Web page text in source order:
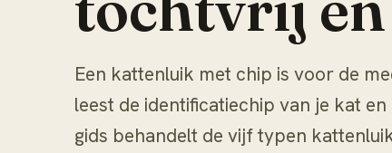
Een kattenluik met chip is voor de
leest de identificatiechip van je kat
gids behandelt de vijf typen